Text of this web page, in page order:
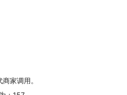
家调用。